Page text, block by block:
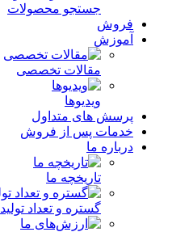
جستجو محصولات
فروش
آموزش
مقالات تخصصی
ویدیوها
پرسش های متداول
خدمات پس از فروش
درباره ما
تاریخچه ما
گستره و تعداد تولید